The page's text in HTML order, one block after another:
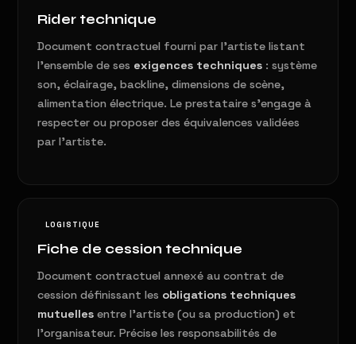
Rider technique
Document contractuel fourni par l'artiste listant
l'ensemble de ses exigences techniques : système
son, éclairage, backline, dimensions de scène,
alimentation électrique. Le prestataire s'engage à
respecter ou proposer des équivalences validées
par l'artiste.
LOGISTIQUE
Fiche de cession technique
Document contractuel annexé au contrat de
cession définissant les obligations techniques
mutuelles entre l'artiste (ou sa production) et
l'organisateur. Précise les responsabilités de